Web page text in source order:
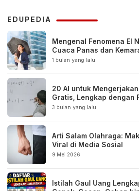
EDUPEDIA
Mengenal Fenomena El
Cuaca Panas dan
1 bulan yang lalu
20 AI untuk
Gratis, Lengkap dengan
3 bulan yang lalu
Arti Salam Olahraga:
Viral di Media Sosial
9 Mei 2026
Istilah Gaul Uang